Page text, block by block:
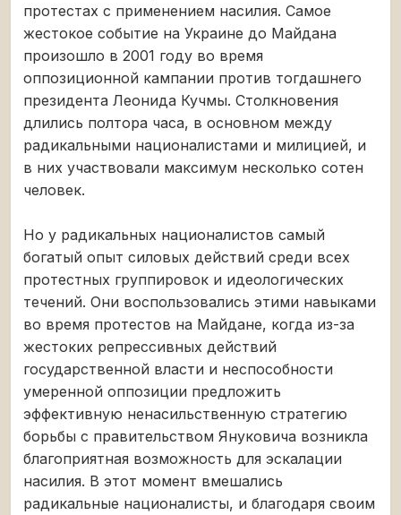
протестах с применением насилия. Самое
жестокое событие на Украине до Майдана
произошло в 2001 году во время
оппозиционной кампании против тогдашнего
президента Леонида Кучмы. Столкновения
длились полтора часа, в основном между
радикальными националистами и милицией, и
в них участвовали максимум несколько сотен
человек.
Но у радикальных националистов самый
богатый опыт силовых действий среди всех
протестных группировок и идеологических
течений. Они воспользовались этими навыками
во время протестов на Майдане, когда из-за
жестоких репрессивных действий
государственной власти и неспособности
умеренной оппозиции предложить
эффективную ненасильственную стратегию
борьбы с правительством Януковича возникла
благоприятная возможность для эскалации
насилия. В этот момент вмешались
радикальные националисты, и благодаря своим